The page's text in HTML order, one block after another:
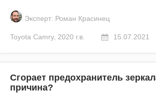
Эксперт: Роман Красинец
Toyota Camry, 2020 г.в. 15.07.2021
Сгорает предохранитель
причина?